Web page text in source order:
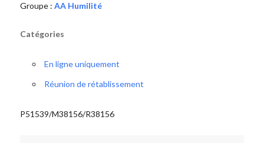
Groupe : AA Humilité
Catégories
En ligne uniquement
Réunion de rétablissement
P51539/M38156/R38156